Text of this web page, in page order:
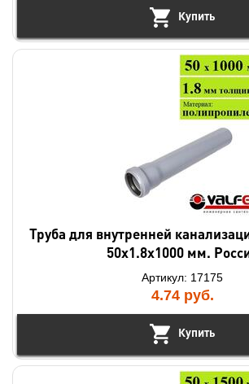
Купить
Труба для внутренней
50х1.8х1000 мм.
Артикул: 17175
4.74 руб.
Купить